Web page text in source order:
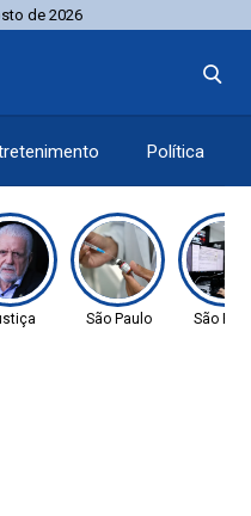
de 2026
Política
São Paulo São